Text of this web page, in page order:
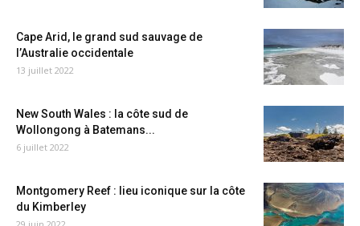
Cape Arid, le grand sud sauvage de
l’Australie occidentale
13 juillet 2022
New South Wales : la côte sud de
Wollongong à Batemans...
6 juillet 2022
Montgomery Reef : lieu iconique sur la côte
du Kimberley